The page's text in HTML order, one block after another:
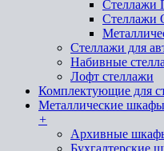
Стеллажи
Стеллажи
Стеллажи для
Набивные
Лофт стеллажи
Комплектующие для
Металлические шкафы
+
Архивные
Бухгалтерские